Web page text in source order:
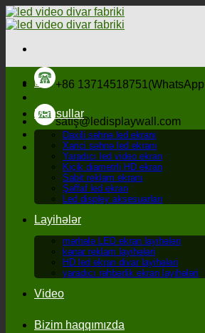
Məzmuna
keçin
+86
satış@ledisplaywall.com
Ev
Məhsullar
Daxili səhnə led ekranı
Xarici səhnə led ekranı
Yaradıcı led video ekran
Kiçik diametrli HD ekran
Sabit reklam ekranı
Şəffaf led ekran
Led displey aksesuarları
Layihələr
mərhələ LED ekran layihələri
kənar reklam layihələri
HD led ekran divar layihələri
yaradıcı rəhbərlik ekran layihələri
Video
Bizim haqqımızda